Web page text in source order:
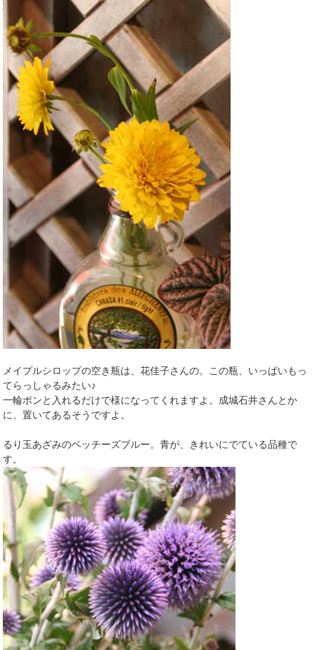
メイプルシロップの空き瓶は、花佳子さんの。この瓶、いっぱいもっ
てらっしゃるみたい♪
一輪ポンと入れるだけで様になってくれますよ。成城石井さんとか
に、置いてあるそうですよ。
るり玉あざみのベッチーズブルー。青が、きれいにでている品種で
す。